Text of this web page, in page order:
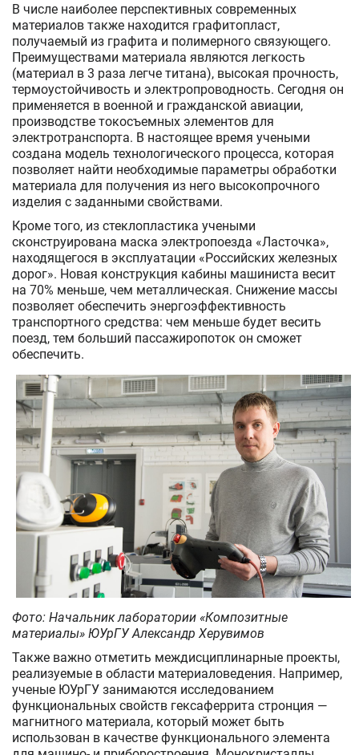
В числе наиболее перспективных современных
материалов также находится графитопласт,
получаемый из графита и полимерного связующего.
Преимуществами материала являются легкость
(материал в 3 раза легче титана), высокая прочность,
термоустойчивость и электропроводность. Сегодня он
применяется в военной и гражданской авиации,
производстве токосъемных элементов для
электротранспорта. В настоящее время учеными
создана модель технологического процесса, которая
позволяет найти необходимые параметры обработки
материала для получения из него высокопрочного
изделия с заданными свойствами.
Кроме того, из стеклопластика учеными
сконструирована маска электропоезда «Ласточка»,
находящегося в эксплуатации «Российских железных
дорог». Новая конструкция кабины машиниста весит
на 70% меньше, чем металлическая. Снижение массы
позволяет обеспечить энергоэффективность
транспортного средства: чем меньше будет весить
поезд, тем больший пассажиропоток он сможет
обеспечить.
Фото: Начальник лаборатории «Композитные
материалы» ЮУрГУ Александр Херувимов
Также важно отметить междисциплинарные проекты,
реализуемые в области материаловедения. Например,
ученые ЮУрГУ занимаются исследованием
функциональных свойств гексаферрита стронция —
магнитного материала, который может быть
использован в качестве функционального элемента